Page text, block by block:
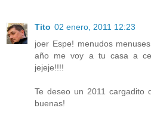
Tito 02 enero, 2011 12:23
joer Espe! menudos
año me voy a tu casa a
jejeje!!!!
Te deseo un 2011 cargadito
buenas!